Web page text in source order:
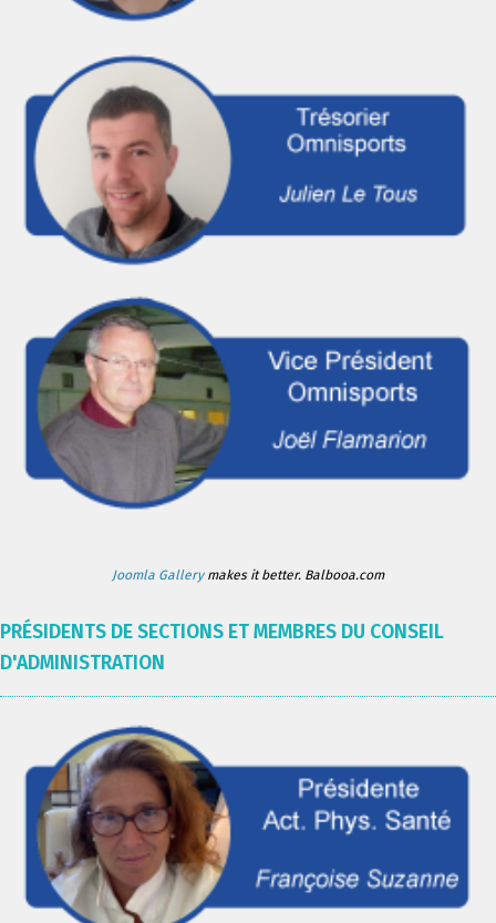
Joomla Gallerymakes it better. Balbooa.com
PRÉSIDENTS DE SECTIONS ET MEMBRES DU CONSEIL
D'ADMINISTRATION